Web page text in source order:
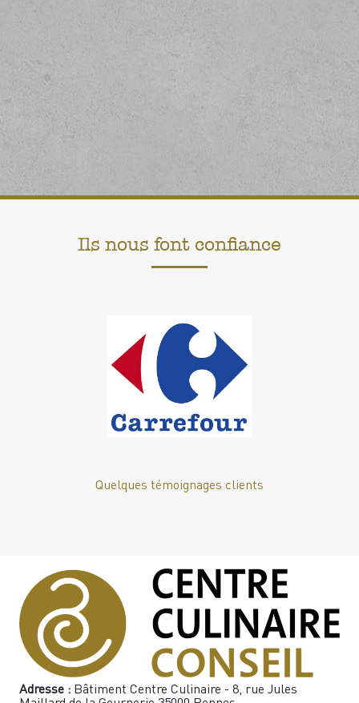
de nouvelles offres répondant aux
Ils nous font confiance
Quelques témoignages clients
Adresse : Bâtiment Centre Culinaire - 8, rue Jules